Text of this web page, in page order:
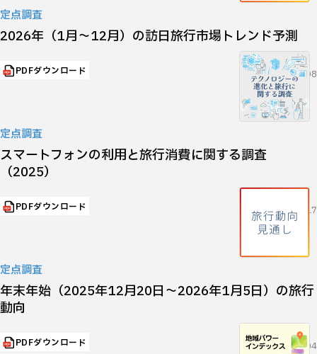
定点調査
2026年（1月～12月）の訪日旅行市場トレンド予測
PDFダウンロード 2026.01.08
定点調査
スマートフォンの利用と旅行消費に関する調査
（2025）
PDFダウンロード 2025.12.17
定点調査
年末年始（2025年12月20日～2026年1月5日）の旅行
動向
PDFダウンロード 2025.12.04